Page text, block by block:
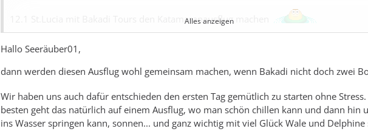
12.1 St.Lucia mit Bakadi Tours den Katamaranausflug machen
15.1 Antigua
16.1 Seetag
Alles anzeigen
Hallo Seeräuber01,
dann werden diesen Ausflug wohl gemeinsam machen, wenn Bakadi nicht doch zwei
Wir haben uns auch dafür entschieden den ersten Tag gemütlich zu starten ohne
besten geht das natürlich auf einem Ausflug, wo man schön chillen kann und dann hin
ins Wasser springen kann, sonnen... und ganz wichtig mit viel Glück Wale und Delphine